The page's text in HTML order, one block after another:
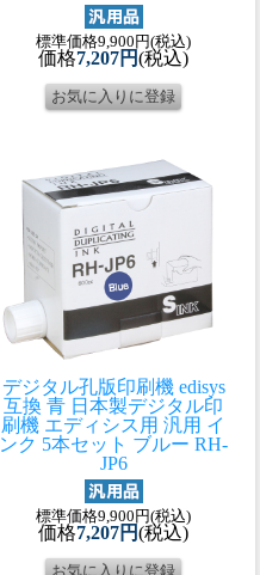
標準価格9,900円(税込)
価格7,207円(税込)
デジタル孔版印刷機 edisys
互換 青 日本製デジタル印
刷機 エディシス用 汎用 イ
ンク 5本セット ブルー RH-
JP6
標準価格9,900円(税込)
価格7,207円(税込)